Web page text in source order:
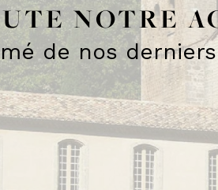
NOTRE
de nos